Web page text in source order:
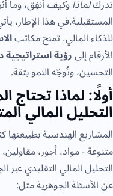
تدركلماذاوكيفأُنفِق، وما
للذكاء المالي، تمنح مكاتب
الأرقام إلىرؤية استراتيجية
التحسين، وتُوجّه النمو بثقة.
أولًا: لماذا
التحليل المالي
المشاريع الهندسية
متنوعة - مواد، أجور،
التحليل المالي التقليدي عبر
عن الأسئلة الجوهرية مثل: